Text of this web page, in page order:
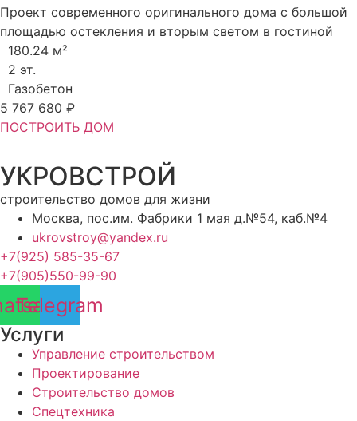
Проект современного оригинального дома с большой
площадью остекления и вторым светом в гостиной
180.24 м²
2 эт.
Газобетон
5 767 680 ₽
ПОСТРОИТЬ ДОМ
УКРОВСТРОЙ
строительство домов для жизни
Москва, пос.им. Фабрики 1 мая д.№54, каб.№4
ukrovstroy@yandex.ru
+7(925) 585-35-67
+7(905)550-99-90
Telegram
Услуги
Управление строительством
Проектирование
Строительство домов
Спецтехника